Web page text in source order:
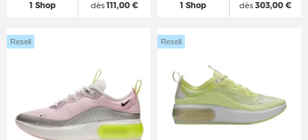
1 Shop dès111,00 € 1 Shop dès303,00 €
Resell Resell